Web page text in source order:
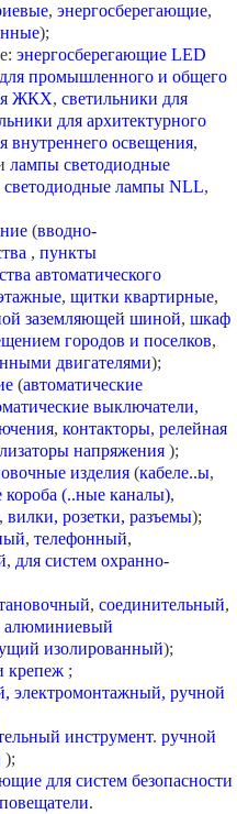
, энергосберегающие,
);
энергосберегающие LED
промышленного и общего
ЖКХ, светильники для
для архитектурного
внутреннего освещения,
лампы светодиодные
светодиодные лампы NLL,
(вводно-
, пункты
автоматического
, щитки квартирные,
заземляющей шиной, шкаф
городов и поселков,
двигателями);
(автоматические
выключатели,
, контакторы, релейная
напряжения );
изделия (кабеле..ы,
короба (..ные каналы),
, вилки, розетки, разъемы);
, телефонный,
, для систем охранно-
, соединительный,
алюминиевый
изолированный);
крепеж ;
электромонтажный, ручной
инструмент. ручной
);
для систем безопасности
.